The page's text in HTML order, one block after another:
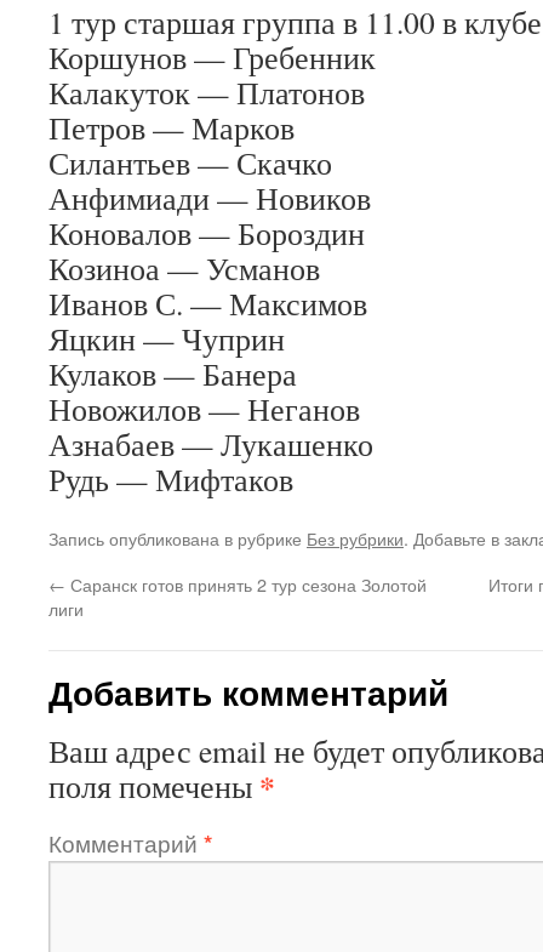
1 тур старшая группа в 11.00 в
Коршунов — Гребенник
Калакуток — Платонов
Петров — Марков
Силантьев — Скачко
Анфимиади — Новиков
Коновалов — Бороздин
Козиноа — Усманов
Иванов С. — Максимов
Яцкин — Чуприн
Кулаков — Банера
Новожилов — Неганов
Азнабаев — Лукашенко
Рудь — Мифтаков
Запись опубликована в рубрике Без рубрики. Добавьте в
← Саранск готов принять 2 тур сезона Золотой
лиги
Итоги
Добавить комментарий
Ваш адрес email не будет
поля помечены *
Комментарий *